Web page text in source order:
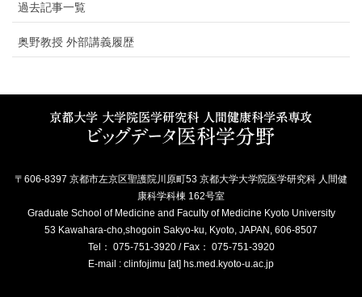
過去記事一覧
奥野教授 外部講義履歴
〒606-8397 京都市左京区聖護院川原町53 京都大学大学院医学研究科 人間健
康科学科棟 162号室
Graduate School of Medicine and Faculty of Medicine Kyoto University
53 Kawahara-cho,shogoin Sakyo-ku, Kyoto, JAPAN, 606-8507
Tel： 075-751-3920 / Fax： 075-751-3920
E-mail : clinfojimu [at] hs.med.kyoto-u.ac.jp